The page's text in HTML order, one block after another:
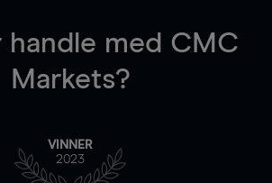
handle med CMC
Markets?
VINNER
2023